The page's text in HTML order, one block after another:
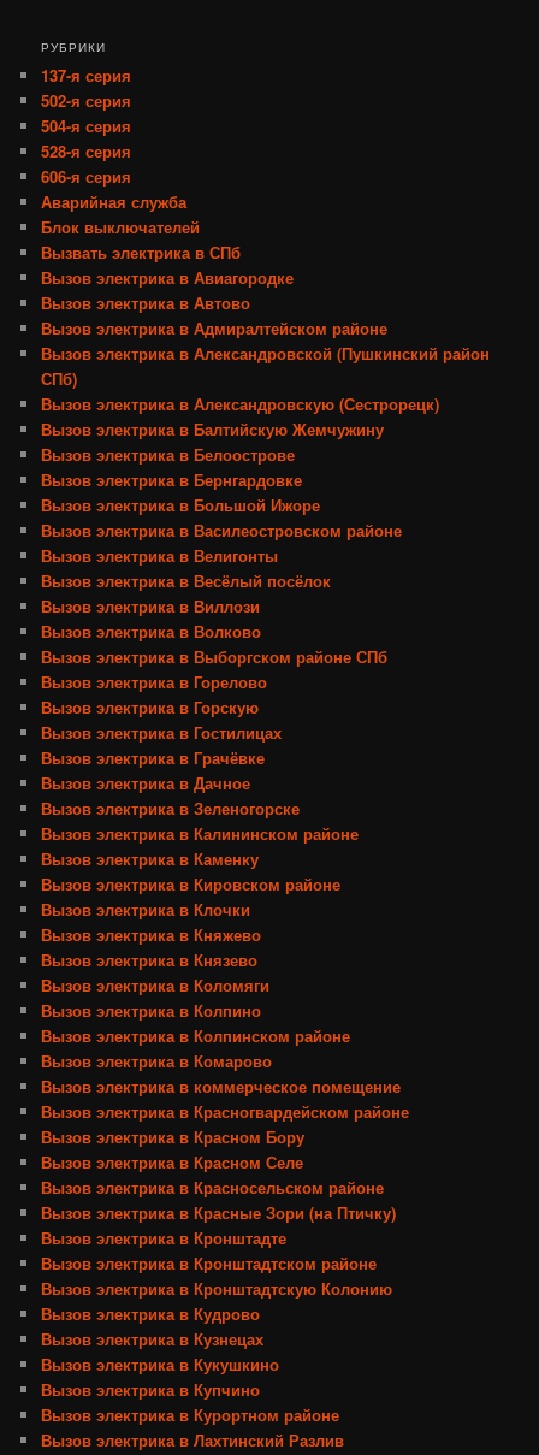
РУБРИКИ
137-я серия
502-я серия
504-я серия
528-я серия
606-я серия
Аварийная служба
Блок выключателей
Вызвать электрика в СПб
Вызов электрика в Авиагородке
Вызов электрика в Автово
Вызов электрика в Адмиралтейском районе
Вызов электрика в Александровской (Пушкинский район
СПб)
Вызов электрика в Александровскую (Сестрорецк)
Вызов электрика в Балтийскую Жемчужину
Вызов электрика в Белоострове
Вызов электрика в Бернгардовке
Вызов электрика в Большой Ижоре
Вызов электрика в Василеостровском районе
Вызов электрика в Велигонты
Вызов электрика в Весёлый посёлок
Вызов электрика в Виллози
Вызов электрика в Волково
Вызов электрика в Выборгском районе СПб
Вызов электрика в Горелово
Вызов электрика в Горскую
Вызов электрика в Гостилицах
Вызов электрика в Грачёвке
Вызов электрика в Дачное
Вызов электрика в Зеленогорске
Вызов электрика в Калининском районе
Вызов электрика в Каменку
Вызов электрика в Кировском районе
Вызов электрика в Клочки
Вызов электрика в Княжево
Вызов электрика в Князево
Вызов электрика в Коломяги
Вызов электрика в Колпино
Вызов электрика в Колпинском районе
Вызов электрика в Комарово
Вызов электрика в коммерческое помещение
Вызов электрика в Красногвардейском районе
Вызов электрика в Красном Бору
Вызов электрика в Красном Селе
Вызов электрика в Красносельском районе
Вызов электрика в Красные Зори (на Птичку)
Вызов электрика в Кронштадте
Вызов электрика в Кронштадтском районе
Вызов электрика в Кронштадтскую Колонию
Вызов электрика в Кудрово
Вызов электрика в Кузнецах
Вызов электрика в Кукушкино
Вызов электрика в Купчино
Вызов электрика в Курортном районе
Вызов электрика в Лахтинский Разлив